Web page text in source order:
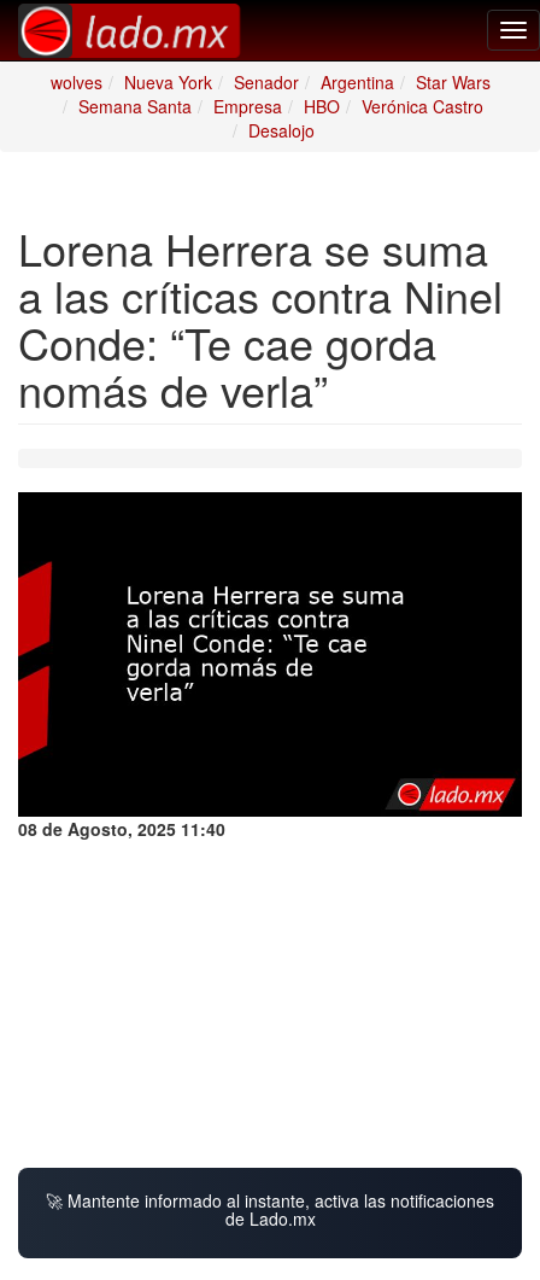
wolves
Nueva York Senador Argentina
Star Wars
Semana Santa
Empresa HBO
Verónica Castro
Desalojo
Lorena Herrera se suma
a las críticas contra Ninel
Conde: “Te cae gorda
nomás de verla”
08 de Agosto, 2025 11:40
🚀 Mantente informado al instante, activa las notificaciones
de Lado.mx